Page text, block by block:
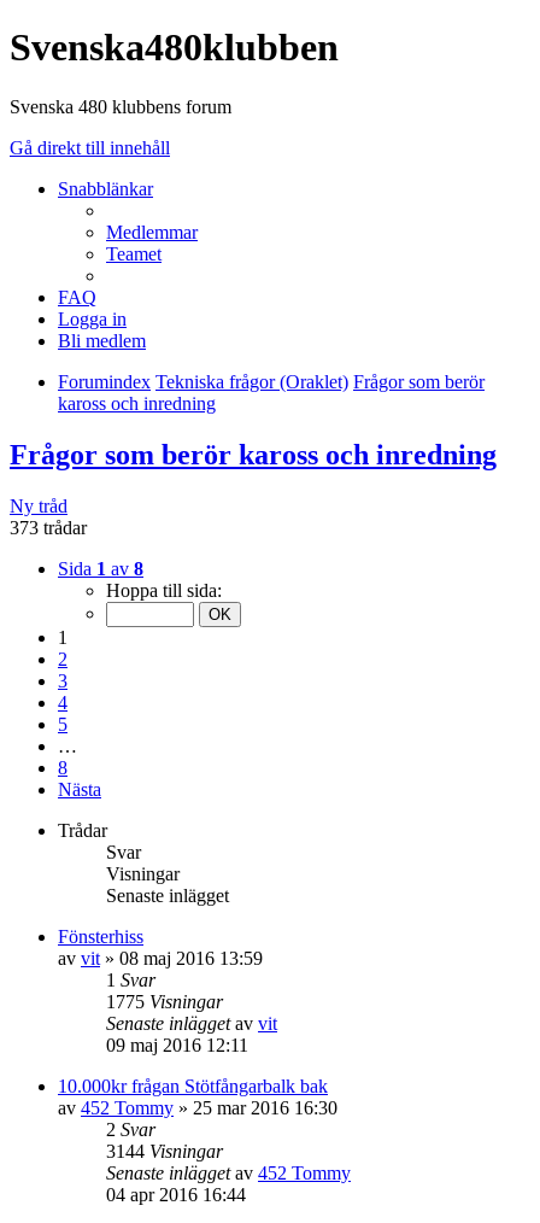
Svenska480klubben
Svenska 480 klubbens forum
Gå direkt till innehåll
Snabblänkar
Medlemmar
Teamet
FAQ
Logga in
Bli medlem
Forumindex Tekniska frågor (Oraklet) Frågor som berör
kaross och inredning
Frågor som berör kaross och inredning
Ny tråd
373 trådar
Sida 1 av 8
Hoppa till sida:
1
2
3
4
5
…
8
Nästa
Trådar
Svar
Visningar
Senaste inlägget
Fönsterhiss
av vit » 08 maj 2016 13:59
1 Svar
1775 Visningar
Senaste inläggetav vit
09 maj 2016 12:11
10.000kr frågan Stötfångarbalk bak
av 452 Tommy » 25 mar 2016 16:30
2 Svar
3144 Visningar
Senaste inläggetav 452 Tommy
04 apr 2016 16:44